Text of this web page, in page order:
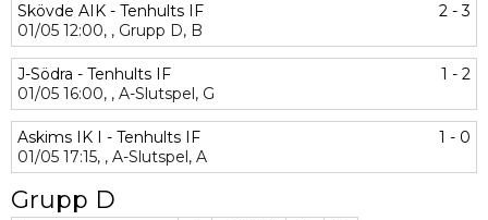
Skövde AIK - Tenhults IF
2 - 3
01/05 12:00, , Grupp D, B
J-Södra - Tenhults IF
1 - 2
01/05 16:00, , A-Slutspel, G
Askims IK I - Tenhults IF
1 - 0
01/05 17:15, , A-Slutspel, A
Grupp D